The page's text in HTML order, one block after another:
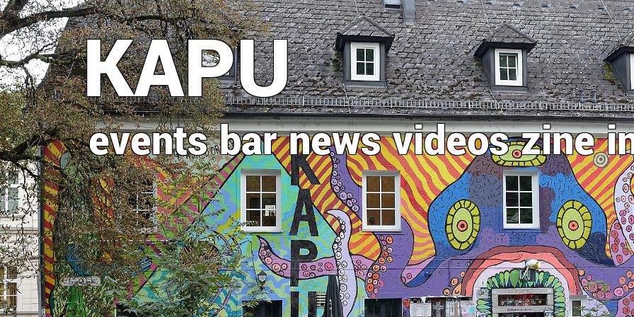
Direkt
zum
Inhalt
KAPU
events bar news videos zine